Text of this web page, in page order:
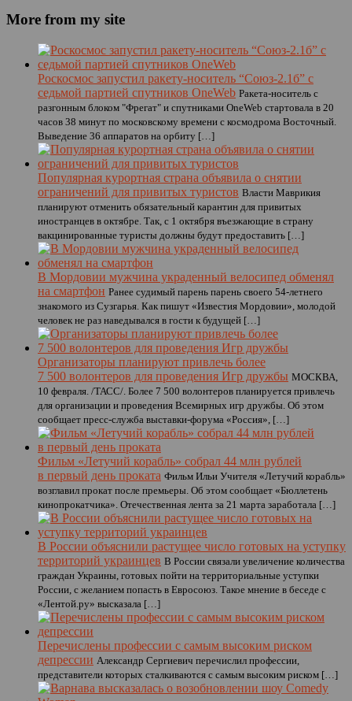
More from my site
Роскосмос запустил ракету-носитель “Союз-2.1б” с
седьмой партией спутников OneWeb Ракета-носитель с
разгонным блоком "Фрегат" и спутниками OneWeb стартовала в 20
часов 38 минут по московскому времени с космодрома Восточный.
Выведение 36 аппаратов на орбиту […]
Популярная курортная страна объявила о снятии
ограничений для привитых туристов Власти Маврикия
планируют отменить обязательный карантин для привитых
иностранцев в октябре. Так, с 1 октября въезжающие в страну
вакцинированные туристы должны будут предоставить […]
В Мордовии мужчина украденный велосипед обменял
на смартфон Ранее судимый парень парень своего 54-летнего
знакомого из Сузгарья. Как пишут «Известия Мордовии», молодой
человек не раз наведывался в гости к будущей […]
Организаторы планируют привлечь более
7 500 волонтеров для проведения Игр дружбы МОСКВА,
10 февраля. /ТАСС/. Более 7 500 волонтеров планируется привлечь
для организации и проведения Всемирных игр дружбы. Об этом
сообщает пресс-служба выставки-форума «Россия», […]
Фильм «Летучий корабль» собрал 44 млн рублей
в первый день проката Фильм Ильи Учителя «Летучий корабль»
возглавил прокат после премьеры. Об этом сообщает «Бюллетень
кинопрокатчика». Отечественная лента за 21 марта заработала […]
В России объяснили растущее число готовых на уступку
территорий украинцев В России связали увеличение количества
граждан Украины, готовых пойти на территориальные уступки
России, с желанием попасть в Евросоюз. Такое мнение в беседе с
«Лентой.ру» высказала […]
Перечислены профессии с самым высоким риском
депрессии Александр Сергиевич перечислил профессии,
представители которых сталкиваются с самым высоким риском […]